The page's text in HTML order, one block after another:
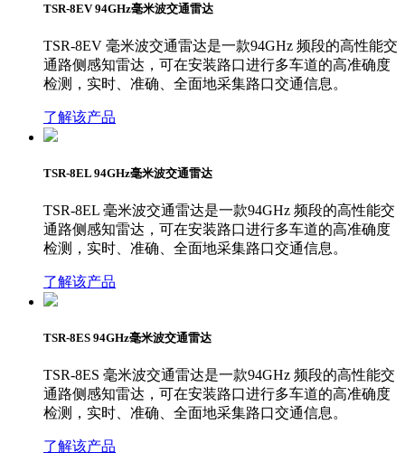
TSR-8EV 94GHz毫米波交通雷达
TSR-8EV 毫米波交通雷达是一款94GHz 频段的高性能交
通路侧感知雷达，可在安装路口进行多车道的高准确度
检测，实时、准确、全面地采集路口交通信息。
了解该产品
TSR-8EL 94GHz毫米波交通雷达
TSR-8EL 毫米波交通雷达是一款94GHz 频段的高性能交
通路侧感知雷达，可在安装路口进行多车道的高准确度
检测，实时、准确、全面地采集路口交通信息。
了解该产品
TSR-8ES 94GHz毫米波交通雷达
TSR-8ES 毫米波交通雷达是一款94GHz 频段的高性能交
通路侧感知雷达，可在安装路口进行多车道的高准确度
检测，实时、准确、全面地采集路口交通信息。
了解该产品